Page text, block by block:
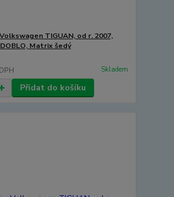
TIGUAN, od r. 2007,
Matrix šedý
Skladem
Přidat do košíku